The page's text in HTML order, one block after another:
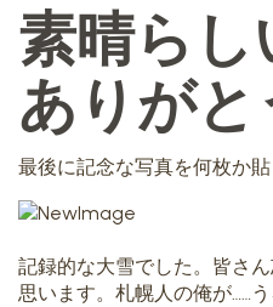
素晴らし
ありがと
最後に記念な写真を何枚か貼
記録的な大雪でした。皆さ
思います。札幌人の俺が……